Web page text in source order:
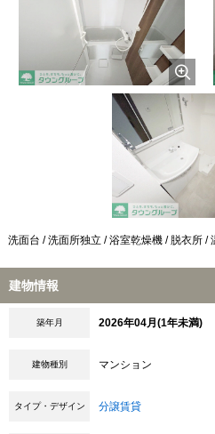
洗面台 / 洗面所独立 / 浴室乾燥機 / 脱衣所 /
建物情報
築年月 2026年04月(1年未満)
建物種別 マンション
タイプ・デザイン 分譲賃貸